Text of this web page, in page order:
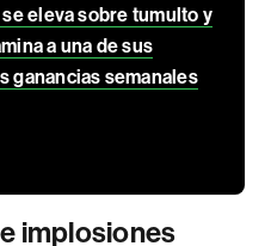
eleva sobre tumulto y
a una de sus
ganancias semanales
implosiones